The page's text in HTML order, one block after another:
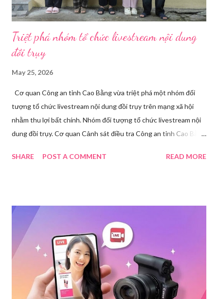
Triệt phá nhóm tổ chức livestream nội dung
đồi trụy
May 25, 2026
Cơ quan Công an tỉnh Cao Bằng vừa triệt phá một nhóm đối
tượng tổ chức livestream nội dung đồi trụy trên mạng xã hội
nhằm thu lợi bất chính. Nhóm đối tượng tổ chức livestream nội
dung đồi trụy. Cơ quan Cảnh sát điều tra Công an tỉnh Cao Bằng
tạm giam đối với Triệu Thị Dung về hành vi truyền bá văn hóa
dụng điện thoại xuất hiện các hoạt động phát trực tiếp nội dung
nhạy cảm, có dấu hiệu vi phạm pháp luật. Ngay sau khi tiếp
nhận, đơn vị đã nhanh chóng tổ chức xác minh, thu thập dữ liệu
để làm rõ. Kết quả điều tra ban đầu xác định, Triệu Thị Dung
(sinh năm 1994), trú tại xã Phủ Thông, tỉnh Thái Nguyên, cùng
một số đối tượng khác đã tham gia tổ chức livestream nội dung
đồi trụy nhằm mục đích thu lợi. Các đối tượng liên quan gồm
SHARE POST A COMMENT READ MORE